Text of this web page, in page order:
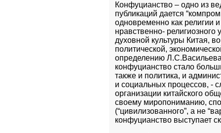
Конфуцианство – одно из
публикаций дается
одновременно как религии
нравственно-
духовной культуры Китая,
политической,
определению
конфуцианство стало
также и политика, и
и социальных процессов, -
организации китайского
своему миропониманию,
(“цивилизованного”, а не
конфуцианство выступает